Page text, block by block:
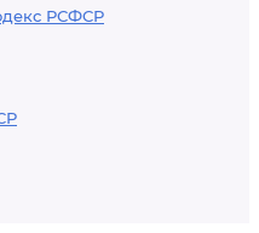
РСФСР